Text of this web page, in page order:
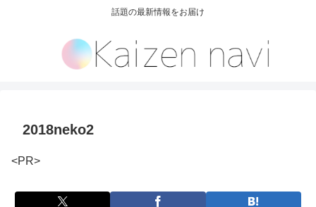
話題の最新情報をお届け
2018neko2
<PR>